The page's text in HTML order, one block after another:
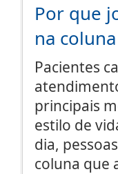
Por que
na
Pacientes
principais
estilo de
dia,
coluna que